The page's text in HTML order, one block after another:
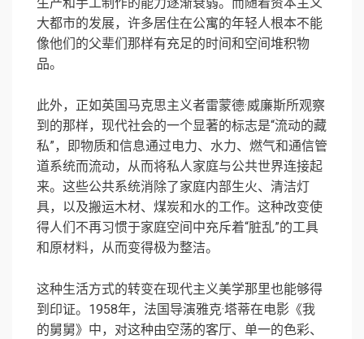
生产和手工制作的能力逐渐衰弱。而随着资本主义
大都市的发展，许多居住在公寓的年轻人根本不能
像他们的父辈们那样有充足的时间和空间堆积物
品。
此外，正如英国马克思主义者雷蒙德·威廉斯所观察
到的那样，现代社会的一个显著的标志是“流动的藏
私”，即物质和信息通过电力、水力、燃气和通信管
道系统而流动，从而将私人家庭与公共世界连接起
来。这些公共系统消除了家庭内部生火、清洁灯
具，以及搬运木材、煤炭和水的工作。这种改变使
得人们不再习惯于家庭空间中充斥着“脏乱”的工具
和原材料，从而变得极为整洁。
这种生活方式的转变在现代主义美学那里也能够得
到印证。1958年，法国导演雅克·塔蒂在电影《我
的舅舅》中，对这种由空荡的客厅、单一的色彩、